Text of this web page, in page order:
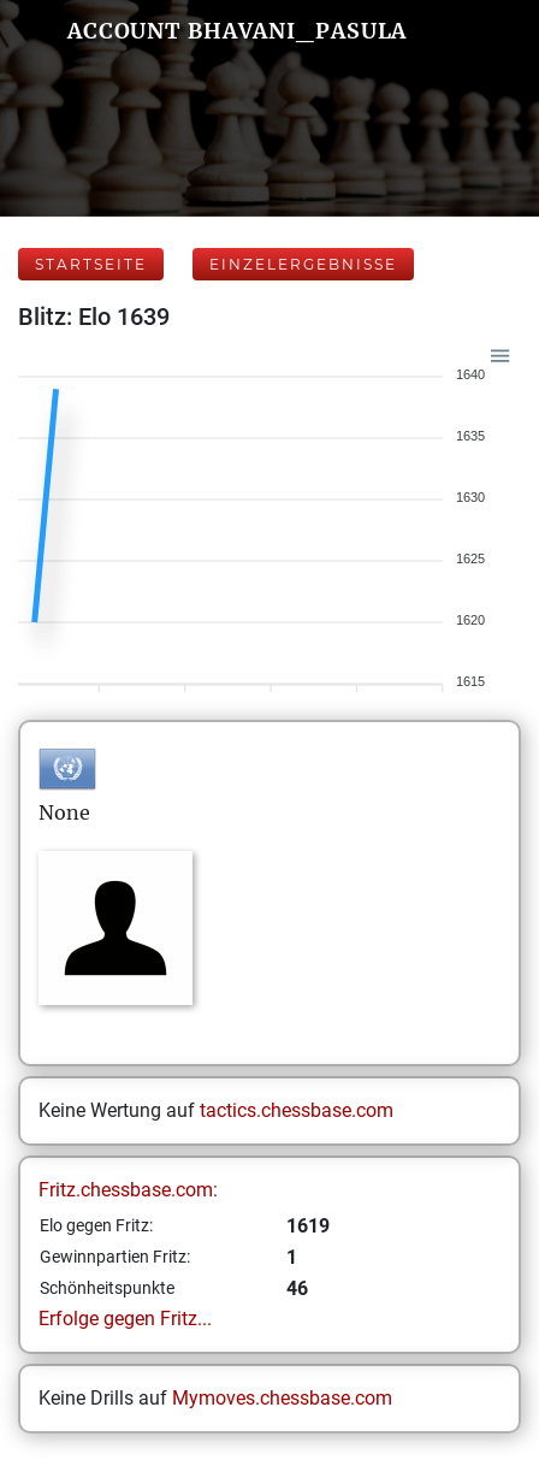
ACCOUNT BHAVANI_PASULA
STARTSEITE EINZELERGEBNISSE
Blitz: Elo 1639
1640
1635
1630
1625
1620
1615
None
Keine Wertung auf tactics.chessbase.com
Fritz.chessbase.com:
Elo gegen Fritz: 1619
Gewinnpartien Fritz: 1
Schönheitspunkte
46
Erfolge gegen Fritz...
Keine Drills auf Mymoves.chessbase.com